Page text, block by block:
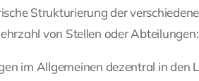
Strukturierung der
von Stellen oder Abteilungen:
im Allgemeinen dezentral in den